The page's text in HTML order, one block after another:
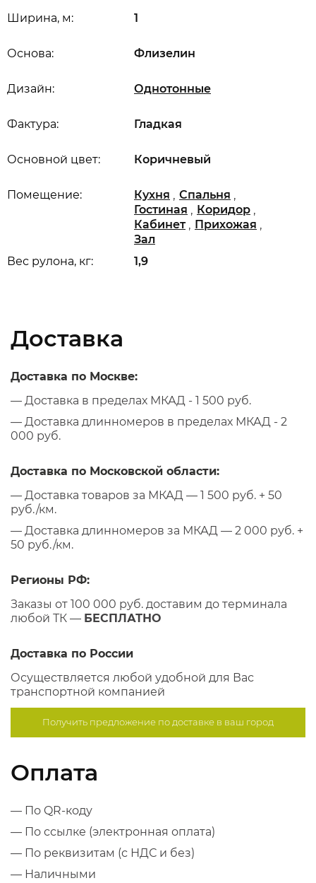
Ширина, м: 1
Вес рулона, кг: 1,9
Основной цвет: Коричневый
Дизайн: Однотонные
Основа: Флизелин
Помещение: Кухня , Спальня ,
Гостиная , Коридор ,
Кабинет , Прихожая ,
Зал
Фактура: Гладкая
Доставка
Доставка по Москве:
— Доставка в пределах МКАД - 1 500 руб.
— Доставка длинномеров в пределах МКАД - 2
000 руб.
Доставка по Московской области:
— Доставка товаров за МКАД — 1 500 руб. + 50
руб./км.
— Доставка длинномеров за МКАД — 2 000 руб. +
50 руб./км.
Регионы РФ:
Заказы от 100 000 руб. доставим до терминала
любой ТК — БЕСПЛАТНО
Доставка по России
Осуществляется любой удобной для Вас
транспортной компанией
Получить предложение подоставке в ваш город
Оплата
— По QR-коду
— По ссылке (электронная оплата)
— По реквизитам (с НДС и без)
— Наличными